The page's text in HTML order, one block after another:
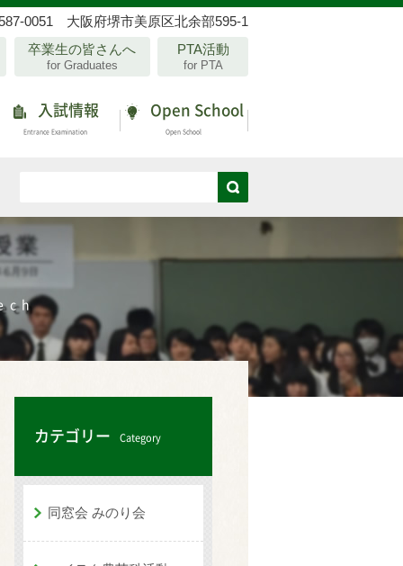
0051 大阪府堺市美原区北余部595-1
卒業生の皆さんへ
for Graduates
PTA活動
for PTA
入試情報
Entrance Examination
Open School
Open School
カテゴリー Category
同窓会 みのり会